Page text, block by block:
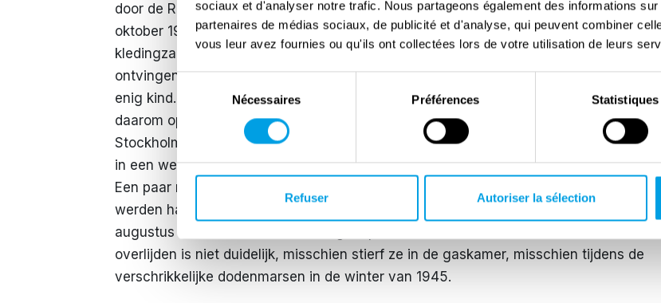
sociaux et d'analyser notre trafic. Nous partageons également des informations
partenaires de médias sociaux, de publicité et d'analyse, qui peuvent combiner
vous leur avez fournies ou qu'ils ont collectées lors de votre utilisation de leurs
consentement
Nécessaires Préférences Statistiques
Refuser Autoriser la sélection
door de Russen. Tijdens zijn krijgsgevangenschap leed hij aan een bevroren neus.
oktober 1924 trouwden Simon Reifeisen en Gertrude Anna in Gelsenkirchen, waar ze
kledingzaak runden. De Reifeisens waren tamelijk liberaal en sociaal zeer actief. Vaak
ontvingen ze bezoekers. Ilse Reifeisen werd geboren in december 1926. Ze groeide
enig kind. Over de bedoelingen van de nazi’s waren de Reifeisens zeker niet naïef.
daarom op 20 december 1939 met een Kindertransport van een Joodse organisatie
Stockholm gebracht. Daar werd zij samen met 30 andere Joodse kinderen
in een weeshuis. Die verandering was voor Ilse erg moeilijk, maar het redde wel
Een paar maanden later verhuisde ze naar een pleeggezin in Vänersborg. In de
werden haar ouders gedeporteerd naar Riga. Haar vader stierf waarschijnlijk daar. In
augustus 1944 werd haar moeder gedeporteerd naar Stutthof. De datum van haar
overlijden is niet duidelijk, misschien stierf ze in de gaskamer, misschien tijdens de
verschrikkelijke dodenmarsen in de winter van 1945.